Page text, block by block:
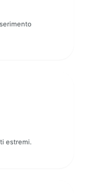
estremi.